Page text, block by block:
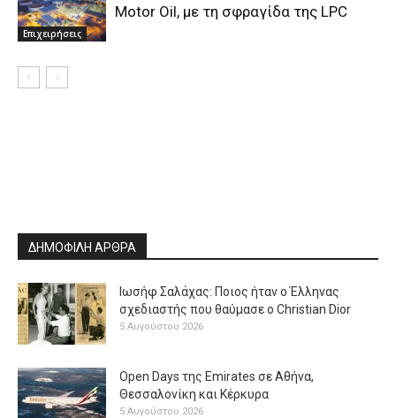
Επιχειρήσεις
Motor Oil, με τη σφραγίδα της LPC
ΔΗΜΟΦΙΛΗ ΑΡΘΡΑ
Ιωσήφ Σαλάχας: Ποιος ήταν ο Έλληνας
σχεδιαστής που θαύμασε ο Christian Dior
5 Αυγούστου 2026
Open Days της Emirates σε Αθήνα,
Θεσσαλονίκη και Κέρκυρα
5 Αυγούστου 2026